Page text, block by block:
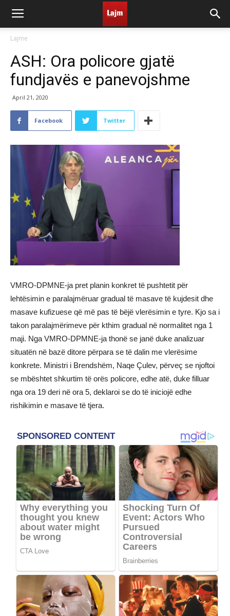
Lajme
ASH: Ora policore gjatë
fundjavës e panevojshme
April 21, 2020
Facebook Twitter
VMRO-DPMNE-ja pret planin konkret të pushtetit për
lehtësimin e paralajmëruar gradual të masave të kujdesit dhe
masave kufizuese që më pas të bëjë vlerësimin e tyre. Kjo sa i
takon paralajmërimeve për kthim gradual në normalitet nga 1
maji. Nga VMRO-DPMNE-ja thonë se janë duke analizuar
situatën në bazë ditore përpara se të dalin me vlerësime
konkrete. Ministri i Brendshëm, Naqe Çulev, përveç se njoftoi
se mbështet shkurtim të orës policore, edhe atë, duke filluar
nga ora 19 deri në ora 5, deklaroi se do të iniciojë edhe
rishikimin e masave të tjera.